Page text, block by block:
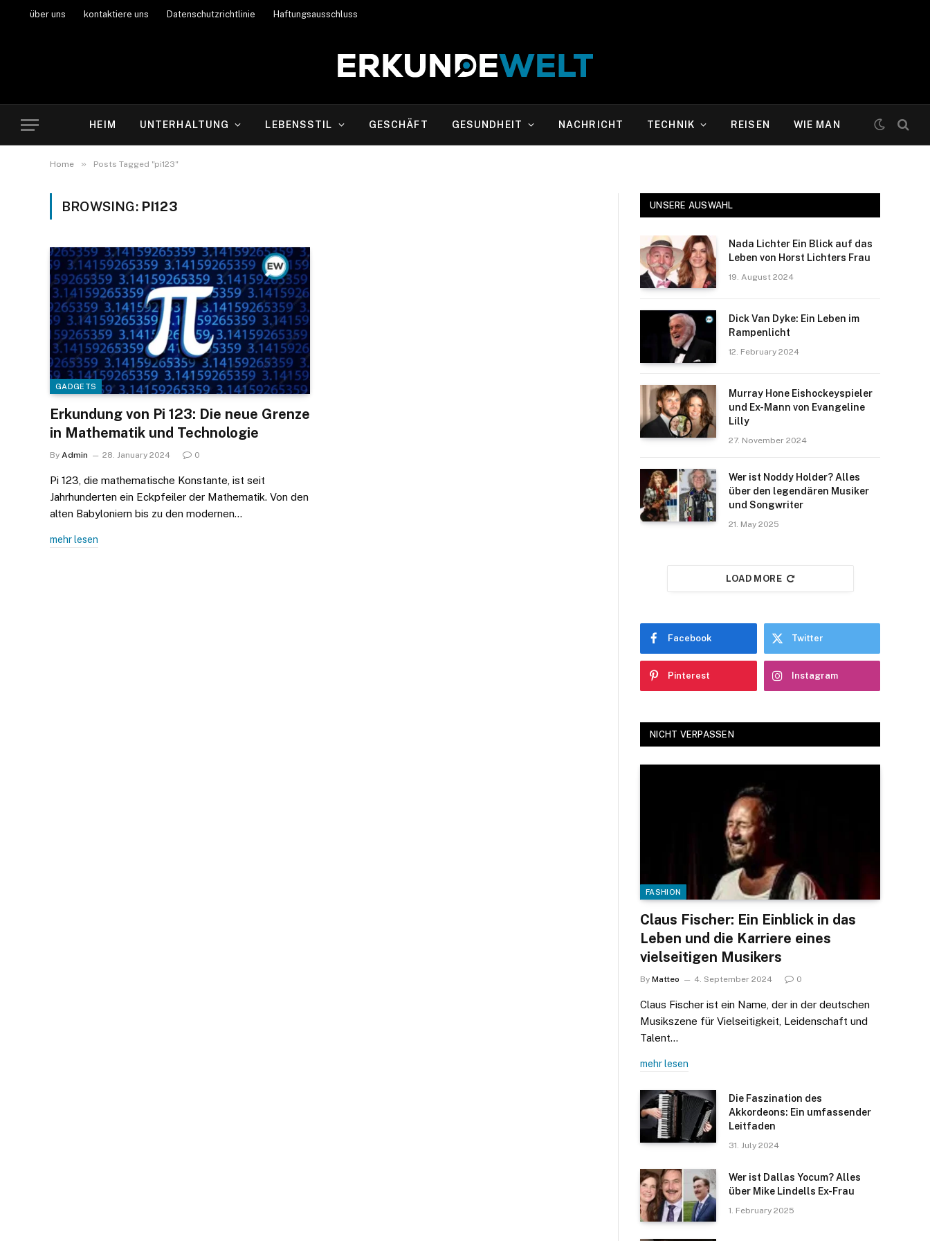
über uns kontaktiere uns Datenschutzrichtlinie Haftungsausschluss
HEIM UNTERHALTUNG LEBENSSTIL GESCHÄFT GESUNDHEIT NACHRICHT TECHNIK REISEN WIE MAN
Home » Posts Tagged "pi123"
BROWSING: PI123
GADGETS
Erkundung von Pi 123: Die neue Grenze
in Mathematik und Technologie
By Admin 28. January 2024 0
Pi 123, die mathematische Konstante, ist seit
Jahrhunderten ein Eckpfeiler der Mathematik. Von den
alten Babyloniern bis zu den modernen…
mehr lesen
UNSERE AUSWAHL
Nada Lichter Ein Blick auf das
Leben von Horst Lichters Frau
19. August 2024
Dick Van Dyke: Ein Leben im
Rampenlicht
12. February 2024
Murray Hone Eishockeyspieler
und Ex-Mann von Evangeline
Lilly
27. November 2024
Wer ist Noddy Holder? Alles
über den legendären Musiker
und Songwriter
21. May 2025
LOAD MORE
Facebook Twitter
Pinterest Instagram
NICHT VERPASSEN
FASHION
Claus Fischer: Ein Einblick in das
Leben und die Karriere eines
vielseitigen Musikers
By Matteo 4. September 2024 0
Claus Fischer ist ein Name, der in der deutschen
Musikszene für Vielseitigkeit, Leidenschaft und
Talent…
mehr lesen
Die Faszination des
Akkordeons: Ein umfassender
Leitfaden
31. July 2024
Wer ist Dallas Yocum? Alles
über Mike Lindells Ex-Frau
1. February 2025